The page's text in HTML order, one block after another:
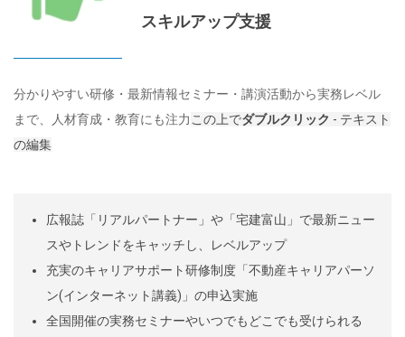
スキルアップ支援
分かりやすい研修・最新情報セミナー・講演活動から実務レベル
まで、人材育成・教育にも注力 この上でダブルクリック - テキスト
の編集
広報誌「リアルパートナー」や「宅建富山」で最新ニュー
スやトレンドをキャッチし、レベルアップ
充実のキャリアサポート研修制度「不動産キャリアパーソ
ン(インターネット講義)」の申込実施
全国開催の実務セミナーやいつでもどこでも受けられる